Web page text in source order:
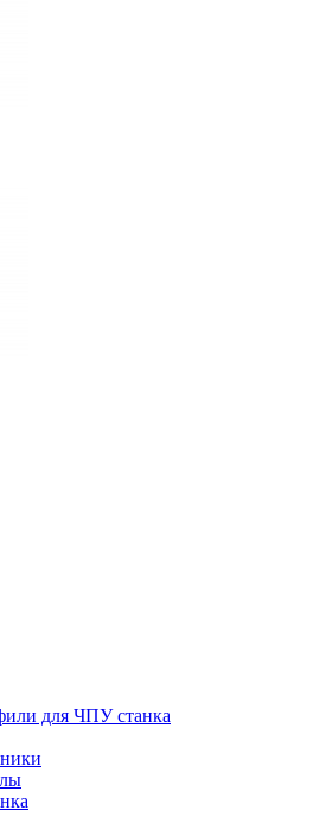
для ЧПУ станка